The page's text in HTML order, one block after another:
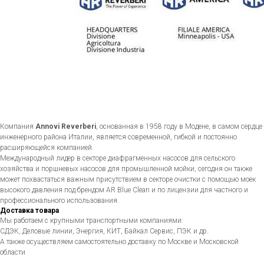
Компания Annovi Reverberi, основанная в 1958 году в Модене, в самом сердце
инженерного района Италии, является современной, гибкой и постоянно
расширяющейся компанией.
Международный лидер в секторе диафрагменных насосов для сельского
хозяйства и поршневых насосов для промышленной мойки, сегодня он также
может похвастаться важным присутствием в секторе очистки с помощью моек
высокого давления под брендом AR Blue Clean и по лицензии для частного и
профессионального использования.
Доставка товара
Мы работаем с крупными транспортными компаниями:
СДЭК, Деловые линии, Энергия, КИТ, Байкал Сервис, ПЭК и др.
А также осуществляем самостоятельно доставку по Москве и Московской
области